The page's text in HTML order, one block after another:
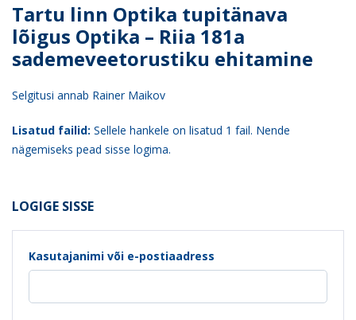
Tartu linn Optika tupitänava
lõigus Optika – Riia 181a
sademeveetorustiku ehitamine
Selgitusi annab Rainer Maikov
Lisatud failid: Sellele hankele on lisatud 1 fail. Nende
nägemiseks pead sisse logima.
LOGIGE SISSE
Kasutajanimi või e-postiaadress